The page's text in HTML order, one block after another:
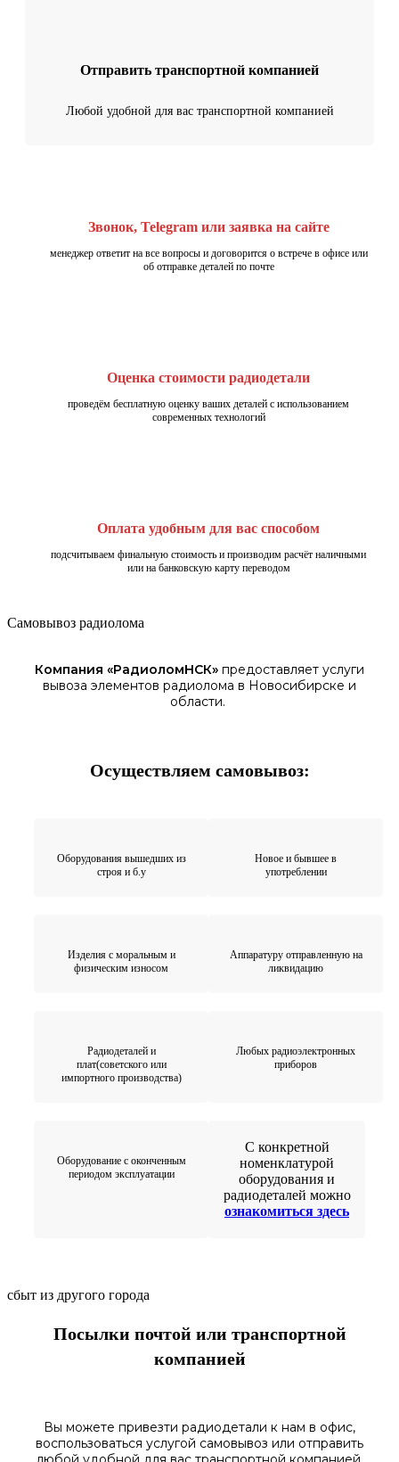
Отправить транспортной компанией
Любой удобной для вас транспортной компанией
Звонок, Telegram или заявка на сайте
менеджер ответит на все вопросы и договорится о встрече в офисе или
об отправке деталей по почте
Оценка стоимости радиодетали
проведём бесплатную оценку ваших деталей с использованием
современных технологий
Оплата удобным для вас способом
подсчитываем финальную стоимость и производим расчёт наличными
или на банковскую карту переводом
Самовывоз радиолома
Компания «РадиоломНСК» предоставляет услуги
вывоза элементов радиолома в Новосибирске и
области.
Осуществляем самовывоз:
Оборудования вышедших из
строя и б.у
Новое и бывшее в
употреблении
Изделия с моральным и
физическим износом
Аппаратуру отправленную на
ликвидацию
Радиодеталей и
плат(советского или
импортного производства)
Любых радиоэлектронных
приборов
Оборудование с оконченным
периодом эксплуатации
С конкретной
номенклатурой
оборудования и
радиодеталей можно
ознакомиться здесь
сбыт из другого города
Посылки почтой или транспортной
компанией
Вы можете привезти радиодетали к нам в офис,
воспользоваться услугой самовывоз или отправить